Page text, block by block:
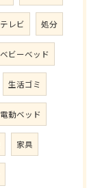
テレビ 処分
ベビーベッド
生活ゴミ
電動ベッド
家具